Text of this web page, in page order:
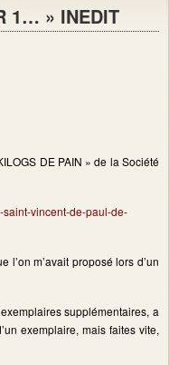
1… » INEDIT
DE PAIN » de la Société
vincent-de-paul-de-
m’avait proposé lors d’un
supplémentaires, a
exemplaire, mais faites vite,